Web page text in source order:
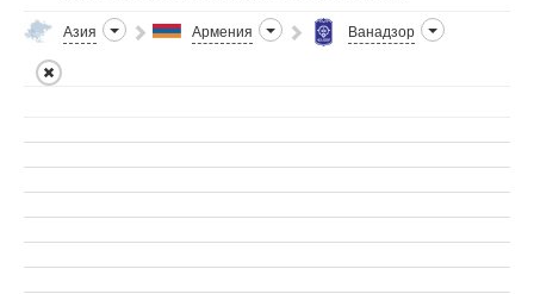
Азия Армения Ванадзор